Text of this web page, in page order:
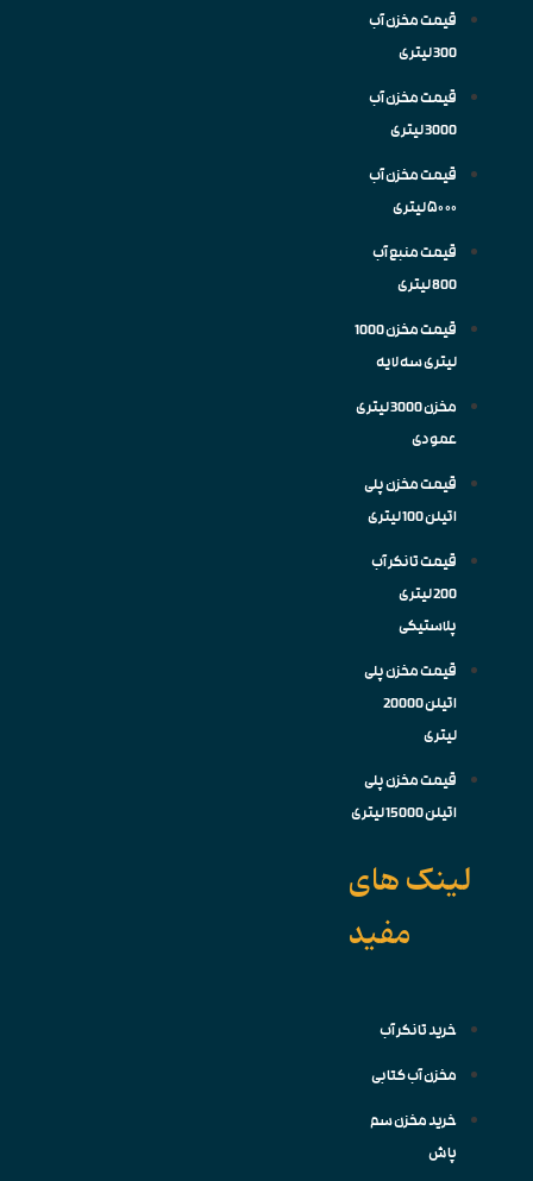
قیمت مخزن آب
قیمت مخزن آب
قیمت مخزن آب
قیمت منبع آب
قیمت مخزن 1000
لیتری سه لایه
مخزن 3000 لیتری
قیمت مخزن پلی
قیمت تانکر آب
200 لیتری
پلاستیکی
قیمت مخزن پلی
اتیلن 20000
قیمت مخزن پلی
لینک های
مفید
خرید تانکر آب
مخزن آب کتابی
خرید مخزن سم